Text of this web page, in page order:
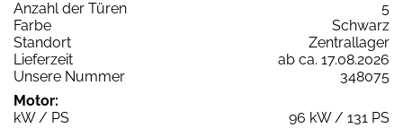
Anzahl der Türen
5
Farbe
Schwarz
Standort
Zentrallager
Lieferzeit
ab ca. 17.08.2026
Unsere Nummer
348075
Motor:
kW / PS
96 kW / 131 PS